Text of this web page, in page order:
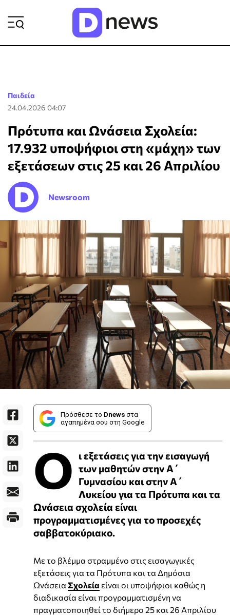
Παιδεία
24.04.2026 04:07
Πρότυπα και Ωνάσεια Σχολεία:
17.932 υποψήφιοι στη «μάχη» των
εξετάσεων στις 25 και 26 Απριλίου
Newsroom
Πρόσθεσε το Dnews στα
αγαπημένα σου στη Google
Ο ι εξετάσεις για την εισαγωγή
των μαθητών στην Α΄
Γυμνασίου και στην Α΄
Λυκείου για τα Πρότυπα και τα
Ωνάσεια σχολεία είναι
προγραμματισμένες για το προσεχές
σαββατοκύριακο.
Με το βλέμμα στραμμένο στις εισαγωγικές
εξετάσεις για τα Πρότυπα και τα Δημόσια
Ωνάσεια Σχολεία είναι οι υποψήφιοι καθώς η
διαδικασία είναι προγραμματισμένη να
πραγματοποιηθεί το διήμερο 25 και 26 Απριλίου